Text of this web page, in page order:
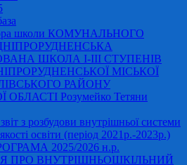
школи КОМУНАЛЬНОГО
ШКОЛА І-ІІІ СТУПЕНІВ
МІСЬКОЇ
РАЙОНУ
ОБЛАСТІ Розумейко Тетяни
з розбудови внутрішньої системи
освіти (період 2021р.-2023р.)
2025/2026 н.р.
ПРО ВНУТРІШНЬОШКІЛЬНИЙ